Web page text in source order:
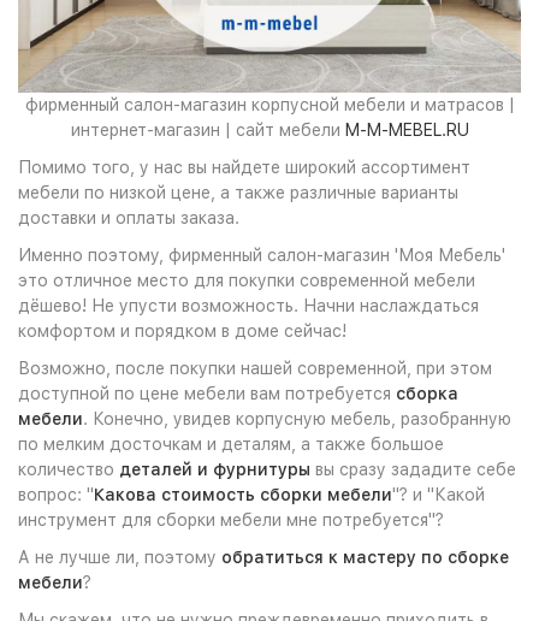
фирменный салон-магазин корпусной мебели и матрасов |
интернет-магазин | сайт мебели M-M-MEBEL.RU
Помимо того, у нас вы найдете широкий ассортимент
мебели по низкой цене, а также различные варианты
доставки и оплаты заказа.
Именно поэтому, фирменный салон-магазин 'Моя Мебель'
это отличное место для покупки современной мебели
дёшево! Не упусти возможность. Начни наслаждаться
комфортом и порядком в доме сейчас!
Возможно, после покупки нашей современной, при этом
доступной по цене мебели вам потребуется сборка
мебели. Конечно, увидев корпусную мебель, разобранную
по мелким досточкам и деталям, а также большое
количество деталей и фурнитуры вы сразу зададите себе
вопрос: "Какова стоимость сборки мебели"? и "Какой
инструмент для сборки мебели мне потребуется"?
А не лучше ли, поэтому обратиться к мастеру по сборке
мебели?